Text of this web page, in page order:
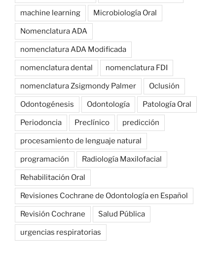
machine learning Microbiología Oral
Nomenclatura ADA
nomenclatura ADA Modificada
nomenclatura dental nomenclatura FDI
nomenclatura Zsigmondy Palmer Oclusión
Odontogénesis Odontología Patología Oral
Periodoncia Preclínico predicción
procesamiento de lenguaje natural
programación Radiología Maxilofacial
Rehabilitación Oral
Revisiones Cochrane de Odontología en Español
Revisión Cochrane Salud Pública
urgencias respiratorias